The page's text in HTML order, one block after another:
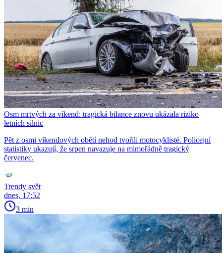
Osm mrtvých za víkend: tragická bilance znovu ukázala riziko
letních silnic
Pět z osmi víkendových obětí nehod tvořili motocyklisté. Policejní
statistiky ukazují, že srpen navazuje na mimořádně tragický
červenec.
Trendy svět
dnes, 17:52
3 min